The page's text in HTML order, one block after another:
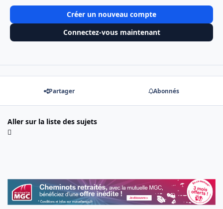
Créer un nouveau compte
Connectez-vous maintenant
Partager Abonnés
Aller sur la liste des sujets